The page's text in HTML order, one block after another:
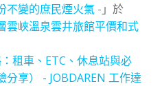
不變的庶民煙火氣 - 」於
雲峽溫泉雲井旅館平價和式
租車、ETC、休息站與必
享） - JOBDAREN 工作達